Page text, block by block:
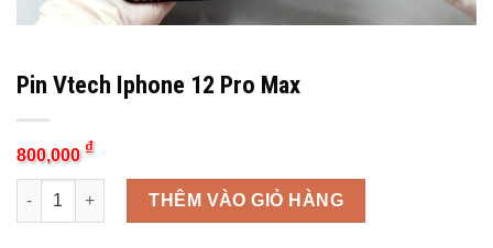
Pin Vtech Iphone 12 Pro Max
800,000 ₫
Quantity
THÊM VÀO GIỎ HÀNG